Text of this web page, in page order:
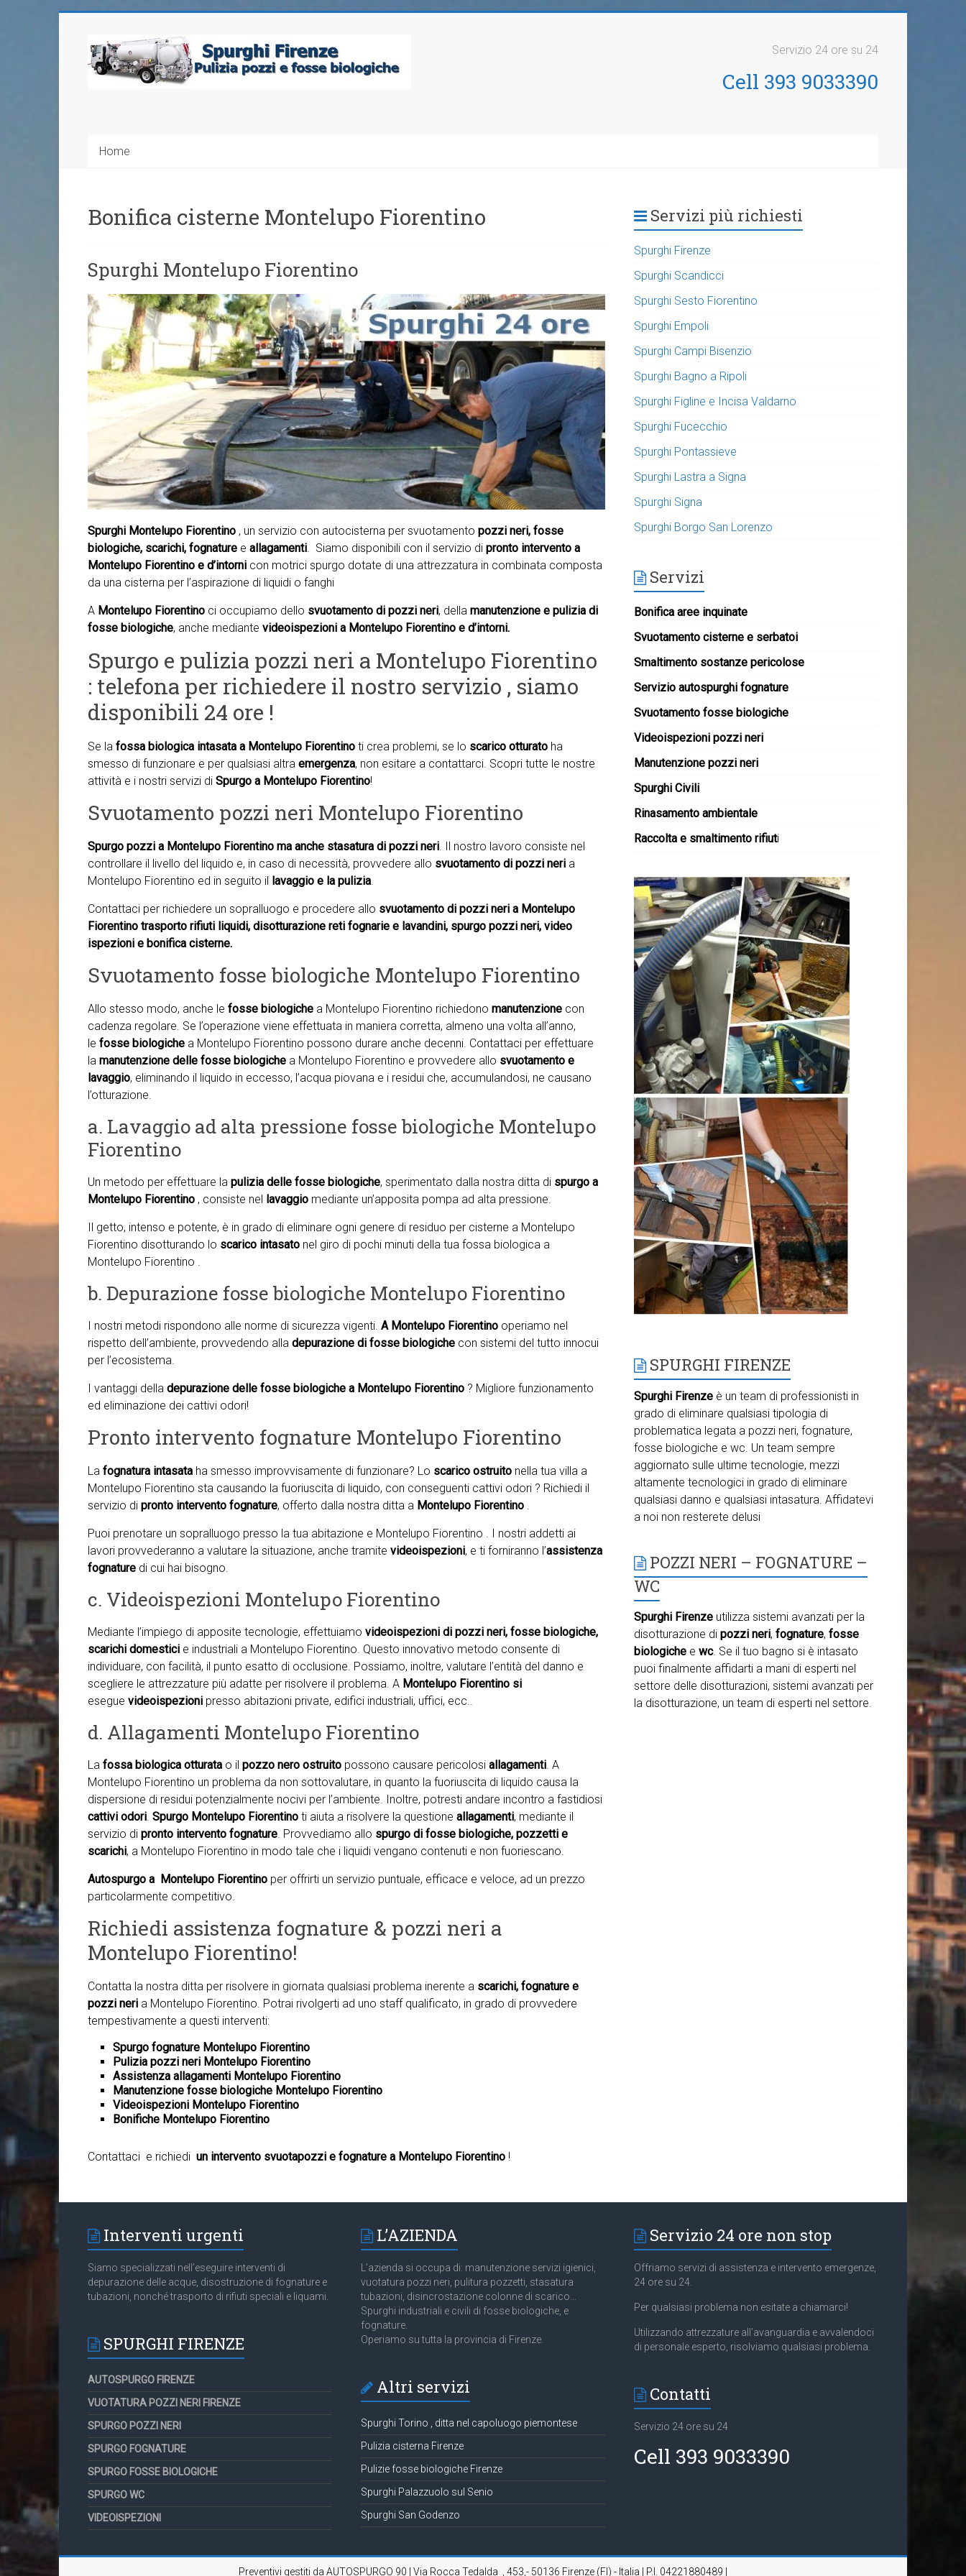
Servizio 24 ore su 24
Cell 393 9033390
Home
Bonifica cisterne Montelupo Fiorentino
Spurghi Montelupo Fiorentino
Spurghi Montelupo Fiorentino , un servizio con autocisterna per svuotamento pozzi neri, fosse
biologiche, scarichi, fognature e allagamenti. Siamo disponibili con il servizio di pronto intervento a
Montelupo Fiorentino e d’intorni con motrici spurgo dotate di una attrezzatura in combinata composta
da una cisterna per l’aspirazione di liquidi o fanghi
A Montelupo Fiorentino ci occupiamo dello svuotamento di pozzi neri, della manutenzione e pulizia di
fosse biologiche, anche mediante videoispezioni a Montelupo Fiorentino e d’intorni.
Spurgo e pulizia pozzi neri a Montelupo Fiorentino
: telefona per richiedere il nostro servizio , siamo
disponibili 24 ore !
Se la fossa biologica intasata a Montelupo Fiorentino ti crea problemi, se lo scarico otturato ha
smesso di funzionare e per qualsiasi altra emergenza, non esitare a contattarci. Scopri tutte le nostre
attività e i nostri servizi di Spurgo a Montelupo Fiorentino!
Svuotamento pozzi neri Montelupo Fiorentino
Spurgo pozzi a Montelupo Fiorentino ma anche stasatura di pozzi neri. Il nostro lavoro consiste nel
controllare il livello del liquido e, in caso di necessità, provvedere allo svuotamento di pozzi neri a
Montelupo Fiorentino ed in seguito il lavaggio e la pulizia.
Contattaci per richiedere un sopralluogo e procedere allo svuotamento di pozzi neri a Montelupo
Fiorentino trasporto rifiuti liquidi, disotturazione reti fognarie e lavandini, spurgo pozzi neri, video
ispezioni e bonifica cisterne.
Svuotamento fosse biologiche Montelupo Fiorentino
Allo stesso modo, anche le fosse biologiche a Montelupo Fiorentino richiedono manutenzione con
cadenza regolare. Se l’operazione viene effettuata in maniera corretta, almeno una volta all’anno,
le fosse biologiche a Montelupo Fiorentino possono durare anche decenni. Contattaci per effettuare
la manutenzione delle fosse biologiche a Montelupo Fiorentino e provvedere allo svuotamento e
lavaggio, eliminando il liquido in eccesso, l’acqua piovana e i residui che, accumulandosi, ne causano
l’otturazione.
a. Lavaggio ad alta pressione fosse biologiche Montelupo
Fiorentino
Un metodo per effettuare la pulizia delle fosse biologiche, sperimentato dalla nostra ditta di spurgo a
Montelupo Fiorentino , consiste nel lavaggio mediante un’apposita pompa ad alta pressione.
Il getto, intenso e potente, è in grado di eliminare ogni genere di residuo per cisterne a Montelupo
Fiorentino disotturando lo scarico intasato nel giro di pochi minuti della tua fossa biologica a
Montelupo Fiorentino .
b. Depurazione fosse biologiche Montelupo Fiorentino
I nostri metodi rispondono alle norme di sicurezza vigenti. A Montelupo Fiorentino operiamo nel
rispetto dell’ambiente, provvedendo alla depurazione di fosse biologiche con sistemi del tutto innocui
per l’ecosistema.
I vantaggi della depurazione delle fosse biologiche a Montelupo Fiorentino ? Migliore funzionamento
ed eliminazione dei cattivi odori!
Pronto intervento fognature Montelupo Fiorentino
La fognatura intasata ha smesso improvvisamente di funzionare? Lo scarico ostruito nella tua villa a
Montelupo Fiorentino sta causando la fuoriuscita di liquido, con conseguenti cattivi odori ? Richiedi il
servizio di pronto intervento fognature, offerto dalla nostra ditta a Montelupo Fiorentino .
Puoi prenotare un sopralluogo presso la tua abitazione e Montelupo Fiorentino . I nostri addetti ai
lavori provvederanno a valutare la situazione, anche tramite videoispezioni, e ti forniranno l’assistenza
fognature di cui hai bisogno.
c. Videoispezioni Montelupo Fiorentino
Mediante l’impiego di apposite tecnologie, effettuiamo videoispezioni di pozzi neri, fosse biologiche,
scarichi domestici e industriali a Montelupo Fiorentino. Questo innovativo metodo consente di
individuare, con facilità, il punto esatto di occlusione. Possiamo, inoltre, valutare l’entità del danno e
scegliere le attrezzature più adatte per risolvere il problema. A Montelupo Fiorentino si
esegue videoispezioni presso abitazioni private, edifici industriali, uffici, ecc..
d. Allagamenti Montelupo Fiorentino
La fossa biologica otturata o il pozzo nero ostruito possono causare pericolosi allagamenti. A
Montelupo Fiorentino un problema da non sottovalutare, in quanto la fuoriuscita di liquido causa la
dispersione di residui potenzialmente nocivi per l’ambiente. Inoltre, potresti andare incontro a fastidiosi
cattivi odori. Spurgo Montelupo Fiorentino ti aiuta a risolvere la questione allagamenti, mediante il
servizio di pronto intervento fognature. Provvediamo allo spurgo di fosse biologiche, pozzetti e
scarichi, a Montelupo Fiorentino in modo tale che i liquidi vengano contenuti e non fuoriescano.
Autospurgo a Montelupo Fiorentino per offrirti un servizio puntuale, efficace e veloce, ad un prezzo
particolarmente competitivo.
Richiedi assistenza fognature & pozzi neri a
Montelupo Fiorentino!
Contatta la nostra ditta per risolvere in giornata qualsiasi problema inerente a scarichi, fognature e
pozzi neri a Montelupo Fiorentino. Potrai rivolgerti ad uno staff qualificato, in grado di provvedere
tempestivamente a questi interventi:
Spurgo fognature Montelupo Fiorentino
Pulizia pozzi neri Montelupo Fiorentino
Assistenza allagamenti Montelupo Fiorentino
Manutenzione fosse biologiche Montelupo Fiorentino
Videoispezioni Montelupo Fiorentino
Bonifiche Montelupo Fiorentino
Contattaci e richiedi un intervento svuotapozzi e fognature a Montelupo Fiorentino !
Servizi più richiesti
Spurghi Firenze
Spurghi Scandicci
Spurghi Sesto Fiorentino
Spurghi Empoli
Spurghi Campi Bisenzio
Spurghi Bagno a Ripoli
Spurghi Figline e Incisa Valdarno
Spurghi Fucecchio
Spurghi Pontassieve
Spurghi Lastra a Signa
Spurghi Signa
Spurghi Borgo San Lorenzo
Servizi
Bonifica aree inquinate
Svuotamento cisterne e serbatoi
Smaltimento sostanze pericolose
Servizio autospurghi fognature
Svuotamento fosse biologiche
Videoispezioni pozzi neri
Manutenzione pozzi neri
Spurghi Civili
Rinasamento ambientale
Raccolta e smaltimento rifiuti
SPURGHI FIRENZE
Spurghi Firenze è un team di professionisti in
grado di eliminare qualsiasi tipologia di
problematica legata a pozzi neri, fognature,
fosse biologiche e wc. Un team sempre
aggiornato sulle ultime tecnologie, mezzi
altamente tecnologici in grado di eliminare
qualsiasi danno e qualsiasi intasatura. Affidatevi
a noi non resterete delusi
POZZI NERI – FOGNATURE –
WC
Spurghi Firenze utilizza sistemi avanzati per la
disotturazione dipozzi neri,fognature,fosse
biologiche ewc. Se il tuo bagno si è intasato
puoi finalmente affidarti a mani di esperti nel
settore delle disotturazioni, sistemi avanzati per
la disotturazione, un team di esperti nel settore.
Interventi urgenti
Siamo specializzati nell’eseguire interventi di
depurazione delle acque, disostruzione di fognature e
tubazioni, nonché trasporto di rifiuti speciali e liquami.
SPURGHI FIRENZE
AUTOSPURGO FIRENZE
VUOTATURA POZZI NERI FIRENZE
SPURGO POZZI NERI
SPURGO FOGNATURE
SPURGO FOSSE BIOLOGICHE
SPURGO WC
VIDEOISPEZIONI
L’AZIENDA
L’azienda si occupa di: manutenzione servizi igienici,
vuotatura pozzi neri, pulitura pozzetti, stasatura
tubazioni, disincrostazione colonne di scarico…
Spurghi industriali e civili di fosse biologiche, e
fognature.
Operiamo su tutta la provincia di Firenze.
Altri servizi
Spurghi Torino , ditta nel capoluogo piemontese
Pulizia cisterna Firenze
Pulizie fosse biologiche Firenze
Spurghi Palazzuolo sul Senio
Spurghi San Godenzo
Servizio 24 ore non stop
Offriamo servizi di assistenza e intervento emergenze,
24 ore su 24.
Per qualsiasi problema non esitate a chiamarci!
Utilizzando attrezzature all’avanguardia e avvalendoci
di personale esperto, risolviamo qualsiasi problema.
Contatti
Servizio 24 ore su 24
Cell 393 9033390
Preventivi gestiti da AUTOSPURGO 90 | Via Rocca Tedalda , 453,- 50136 Firenze (FI) - Italia | P.I. 04221880489 |